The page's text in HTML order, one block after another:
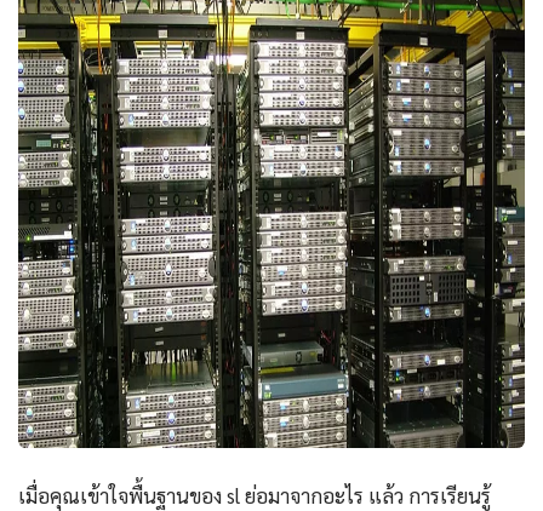
เมื่อคุณเข้าใจพื้นฐานของ sl ย่อมาจากอะไร แล้ว การเรียนรู้